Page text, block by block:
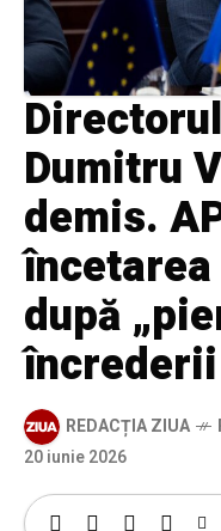
Dumitru
demis.
după
REDACȚIA ZIUA
20 iunie 2026